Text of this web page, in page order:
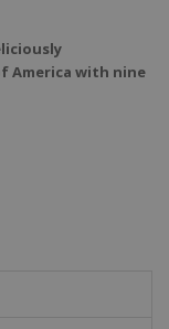
America with nine